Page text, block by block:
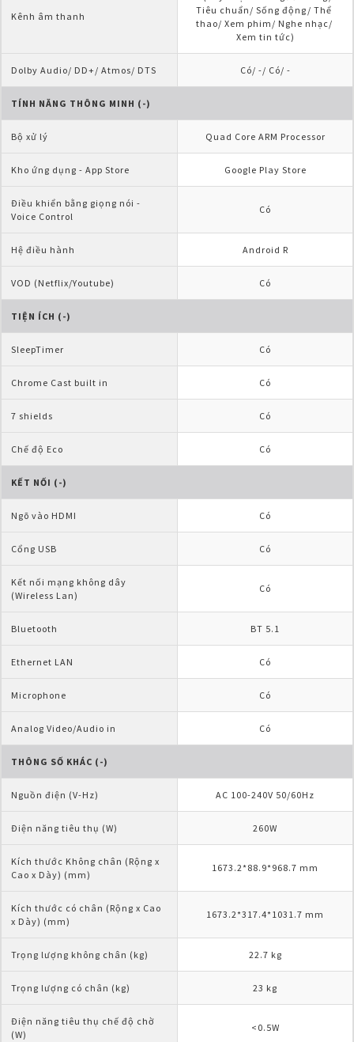
Kênh âm thanh
Tiêu chuẩn/ Sống động/ Thể
thao/ Xem phim/ Nghe nhạc/
Xem tin tức)
Dolby Audio/ DD+/ Atmos/ DTS Có/ -/ Có/ -
TÍNH NĂNG THÔNG MINH (-)
Bộ xử lý Quad Core ARM Processor
Kho ứng dụng - App Store Google Play Store
Điều khiển bằng giọng nói -
Voice Control
Có
Hệ điều hành Android R
VOD (Netflix/Youtube) Có
TIỆN ÍCH (-)
SleepTimer Có
Chrome Cast built in Có
7 shields Có
Chế độ Eco Có
KẾT NỐI (-)
Ngõ vào HDMI Có
Cổng USB Có
Kết nối mạng không dây
(Wireless Lan)
Có
Bluetooth BT 5.1
Ethernet LAN Có
Microphone Có
Analog Video/Audio in Có
THÔNG SỐ KHÁC (-)
Nguồn điện (V-Hz) AC 100-240V 50/60Hz
Điện năng tiêu thụ (W) 260W
Kích thước Không chân (Rộng x
Cao x Dày) (mm)
1673.2*88.9*968.7 mm
Kích thước có chân (Rộng x Cao
x Dày) (mm)
1673.2*317.4*1031.7 mm
Trọng lượng không chân (kg) 22.7 kg
Trọng lượng có chân (kg) 23 kg
Điện năng tiêu thụ chế độ chờ
(W)
<0.5W